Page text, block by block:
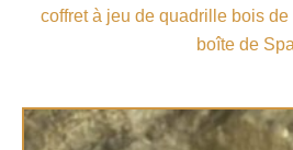
coffret à jeu de quadrille bois
boîte de Spa